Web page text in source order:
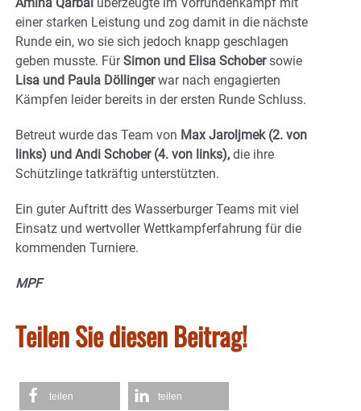
einer starken Leistung und zog damit in die nächste
Runde ein, wo sie sich jedoch knapp geschlagen
geben musste. FürSimon und Elisa Schobersowie
Lisa und Paula Döllingerwar nach engagierten
Kämpfen leider bereits in der ersten Runde Schluss.
Betreut wurde das Team von Max Jaroljmek (2. von
links) und Andi Schober (4. von links), die ihre
Schützlinge tatkräftig unterstützten.
Ein guter Auftritt des Wasserburger Teams mit viel
Einsatz und wertvoller Wettkampferfahrung für die
kommenden Turniere.
MPF
Teilen Sie diesen Beitrag!
teilen teilen